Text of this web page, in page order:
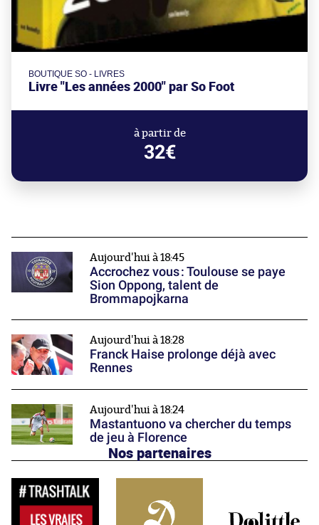
BOUTIQUE SO - LIVRES
Livre "Les années 2000" par So Foot
à partir de
32€
Aujourd'hui à 18:45
Accrochez vous : Toulouse se paye
Sion Oppong, talent de
Brommapojkarna
Aujourd'hui à 18:28
Franck Haise prolonge déjà avec
Rennes
Aujourd'hui à 18:24
Mastantuono va chercher du temps
de jeu à Florence
Nos partenaires